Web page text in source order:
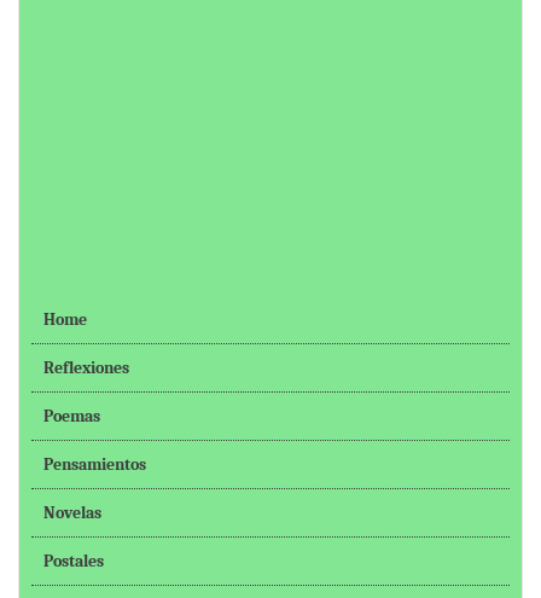
Home
Reflexiones
Poemas
Pensamientos
Novelas
Postales